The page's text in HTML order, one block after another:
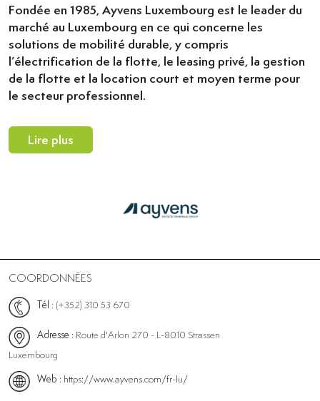
Fondée en 1985, Ayvens Luxembourg est le leader du
marché au Luxembourg en ce qui concerne les
solutions de mobilité durable, y compris
l’électrification de la flotte, le leasing privé, la gestion
de la flotte et la location court et moyen terme pour
le secteur professionnel.
Lire plus
COORDONNÉES
Tél : (+352) 310 53 670
Adresse : Route d'Arlon 270 - L-8010 Strassen
Luxembourg
Web : https://www.ayvens.com/fr-lu/